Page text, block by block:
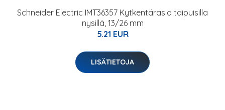
Schneider Electric IMT36357 Kytkentärasia taipuisilla
nysillä, 13/26 mm
5.21 EUR
LISÄTIETOJA